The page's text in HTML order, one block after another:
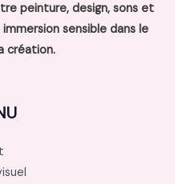
peinture, design, sons et
sensible dans le
création.